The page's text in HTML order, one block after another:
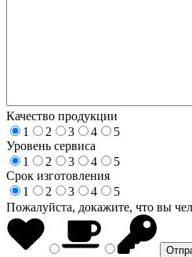
Качество продукции
1
2 3 4
5
Уровень сервиса
1
2 3 4
5
Срок изготовления
1
2 3 4
5
Пожалуйста, докажите, что вы